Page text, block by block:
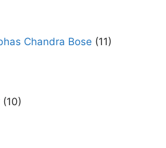
Chandra Bose (11)
(10)